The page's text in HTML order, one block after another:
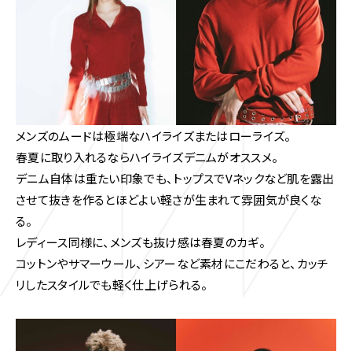
メンズのムードは極端なハイライズまたはローライズ。
春夏に取り入れるならハイライズデニムがオススメ。
デニム自体は重たい印象でも、トップスでVネックなど肌を露出
させて抜きを作るとほどよい軽さが生まれて雰囲気が良くな
る。
レディース同様に、メンズも抜け感は春夏のカギ。
コットンやサマーウール、シアーなど素材にこだわると、カッチ
リしたスタイルでも軽く仕上げられる。